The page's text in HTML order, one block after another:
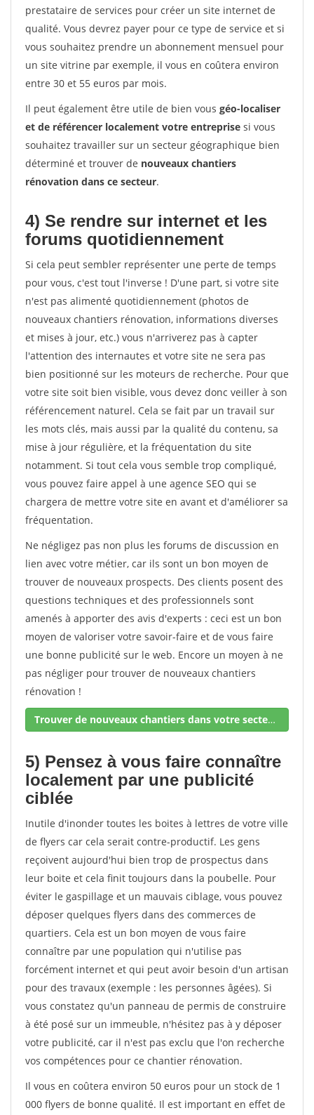
prestataire de services pour créer un site internet de
qualité. Vous devrez payer pour ce type de service et si
vous souhaitez prendre un abonnement mensuel pour
un site vitrine par exemple, il vous en coûtera environ
entre 30 et 55 euros par mois.
Il peut également être utile de bien vous géo-localiser
et de référencer localement votre entreprise si vous
souhaitez travailler sur un secteur géographique bien
déterminé et trouver de nouveaux chantiers
rénovation dans ce secteur.
4) Se rendre sur internet et les
forums quotidiennement
Si cela peut sembler représenter une perte de temps
pour vous, c'est tout l'inverse ! D'une part, si votre site
n'est pas alimenté quotidiennement (photos de
nouveaux chantiers rénovation, informations diverses
et mises à jour, etc.) vous n'arriverez pas à capter
l'attention des internautes et votre site ne sera pas
bien positionné sur les moteurs de recherche. Pour que
votre site soit bien visible, vous devez donc veiller à son
référencement naturel. Cela se fait par un travail sur
les mots clés, mais aussi par la qualité du contenu, sa
mise à jour régulière, et la fréquentation du site
notamment. Si tout cela vous semble trop compliqué,
vous pouvez faire appel à une agence SEO qui se
chargera de mettre votre site en avant et d'améliorer sa
fréquentation.
Ne négligez pas non plus les forums de discussion en
lien avec votre métier, car ils sont un bon moyen de
trouver de nouveaux prospects. Des clients posent des
questions techniques et des professionnels sont
amenés à apporter des avis d'experts : ceci est un bon
moyen de valoriser votre savoir-faire et de vous faire
une bonne publicité sur le web. Encore un moyen à ne
pas négliger pour trouver de nouveaux chantiers
rénovation !
Trouver de nouveaux chantiers dans votre secteur !
5) Pensez à vous faire connaître
localement par une publicité
ciblée
Inutile d'inonder toutes les boites à lettres de votre ville
de flyers car cela serait contre-productif. Les gens
reçoivent aujourd'hui bien trop de prospectus dans
leur boite et cela finit toujours dans la poubelle. Pour
éviter le gaspillage et un mauvais ciblage, vous pouvez
déposer quelques flyers dans des commerces de
quartiers. Cela est un bon moyen de vous faire
connaître par une population qui n'utilise pas
forcément internet et qui peut avoir besoin d'un artisan
pour des travaux (exemple : les personnes âgées). Si
vous constatez qu'un panneau de permis de construire
à été posé sur un immeuble, n'hésitez pas à y déposer
votre publicité, car il n'est pas exclu que l'on recherche
vos compétences pour ce chantier rénovation.
Il vous en coûtera environ 50 euros pour un stock de 1
000 flyers de bonne qualité. Il est important en effet de